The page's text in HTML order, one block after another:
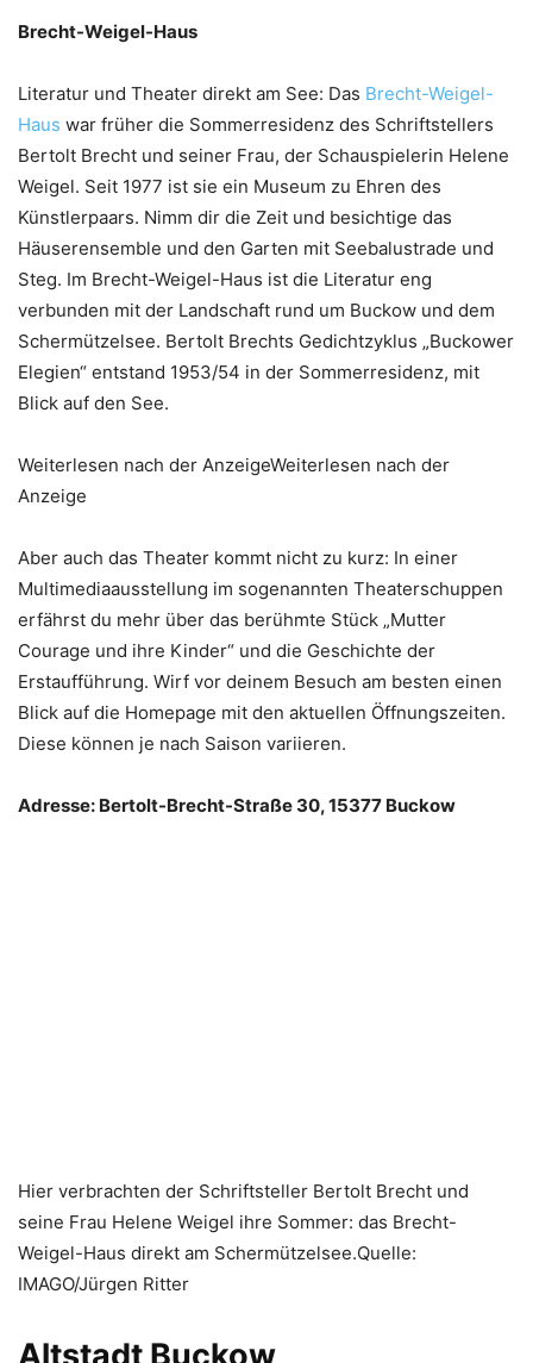
Brecht-Weigel-Haus
Literatur und Theater direkt am See: Das Brecht-Weigel-
Haus war früher die Sommerresidenz des Schriftstellers
Bertolt Brecht und seiner Frau, der Schauspielerin Helene
Weigel. Seit 1977 ist sie ein Museum zu Ehren des
Künstlerpaars. Nimm dir die Zeit und besichtige das
Häuserensemble und den Garten mit Seebalustrade und
Steg. Im Brecht-Weigel-Haus ist die Literatur eng
verbunden mit der Landschaft rund um Buckow und dem
Schermützelsee. Bertolt Brechts Gedichtzyklus „Buckower
Elegien“ entstand 1953/54 in der Sommerresidenz, mit
Blick auf den See.
Weiterlesen nach der AnzeigeWeiterlesen nach der
Anzeige
Aber auch das Theater kommt nicht zu kurz: In einer
Multimediaausstellung im sogenannten Theaterschuppen
erfährst du mehr über das berühmte Stück „Mutter
Courage und ihre Kinder“ und die Geschichte der
Erstaufführung. Wirf vor deinem Besuch am besten einen
Blick auf die Homepage mit den aktuellen Öffnungszeiten.
Diese können je nach Saison variieren.
Adresse: Bertolt-Brecht-Straße 30, 15377 Buckow
Hier verbrachten der Schriftsteller Bertolt Brecht und
seine Frau Helene Weigel ihre Sommer: das Brecht-
Weigel-Haus direkt am Schermützelsee.Quelle:
IMAGO/Jürgen Ritter